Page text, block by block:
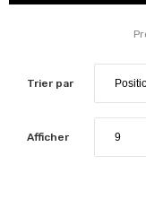
Trier par
Afficher